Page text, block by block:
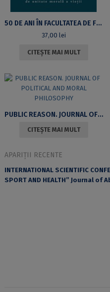
50 DE ANI ÎN FACULTATEA DE FILOSOFIE. PE CALEA MORALEI ELEMENTARE. VOLUM ANIVERSAR – O CARTE DEDICATĂ PROFESORULUI VASILE MORAR LA ÎMPLINIREA A 70 DE ANI DE UNITATE MORALĂ A VIEŢII
37,00 lei
CITEȘTE MAI MULT
PUBLIC REASON. JOURNAL OF POLITICAL AND MORAL PHILOSOPHY
CITEȘTE MAI MULT
APARIȚII RECENTE
INTERNATIONAL SCIENTIFIC
SPORT AND HEALTH” Journal of